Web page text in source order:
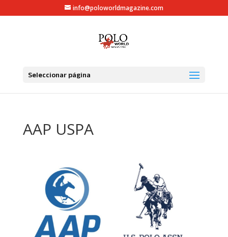
info@poloworldmagazine.com
Seleccionar página
AAP USPA